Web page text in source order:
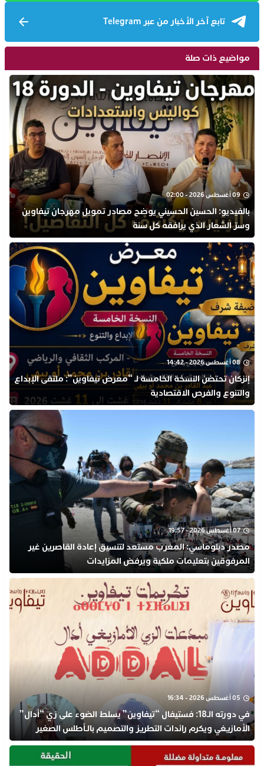
تابع آخر الأخبار من عبر Telegram
مواضيع ذات صلة
09 أغسطس 2026 - 02:00
بالفيديو: الحسين الحسيني يوضح مصادر تمويل مهرجان تيفاوين
وسرّ الشعار الذي يرافقه كل سنة
08 أغسطس 2026 - 14:42
إنزكان تحتضن النسخة الخامسة لـ “معرض تيفاوين”: ملتقى الإبداع
والتنوع والفرص الاقتصادية
07 أغسطس 2026 - 19:57
مصدر دبلوماسي: المغرب مستعد لتنسيق إعادة القاصرين غير
المرفوقين بتعليمات ملكية ويرفض المزايدات
05 أغسطس 2026 - 16:34
في دورته الـ18: فستيفال “تيفاوين” يسلط الضوء على زي “أدال”
الأمازيغي ويكرم رائدات التطريز والتصميم بالـأطلس الصغير